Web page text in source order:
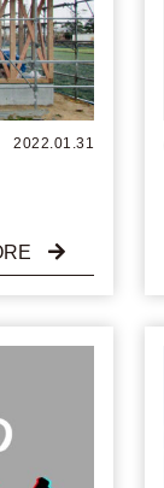
2022.01.31